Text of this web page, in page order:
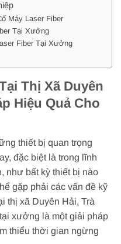
Máy Laser Fiber
Tại Xưởng
Fiber Tại Xưởng
Thị Xã Duyên
Hiệu Quả Cho
thiết bị quan trọng
đặc biệt là trong lĩnh
như bất kỳ thiết bị nào
gặp phải các vấn đề kỹ
thị xã Duyên Hải, Trà
xưởng là một giải pháp
thiểu thời gian ngừng